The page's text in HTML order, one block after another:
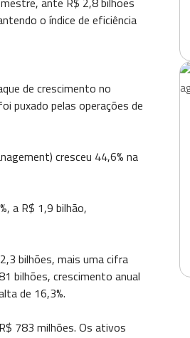
o índice de eficiência
de crescimento no
puxado pelas operações de
cresceu 44,6% na
a R$ 1,9 bilhão,
bilhões, mais uma cifra
bilhões, crescimento anual
de 16,3%.
783 milhões. Os ativos